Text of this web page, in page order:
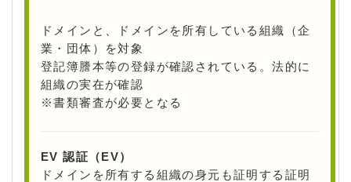
ドメインと、ドメインを所有している組織（企
業・団体）を対象
登記簿謄本等の登録が確認されている。法的に
組織の実在が確認
※書類審査が必要となる
EV 認証（EV）
ドメインを所有する組織の身元も証明する証明